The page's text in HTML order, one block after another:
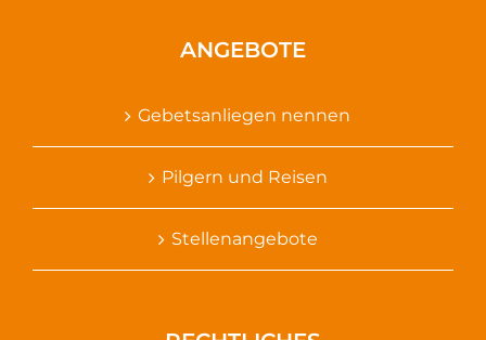
ANGEBOTE
Gebetsanliegen nennen
Pilgern und Reisen
Stellenangebote